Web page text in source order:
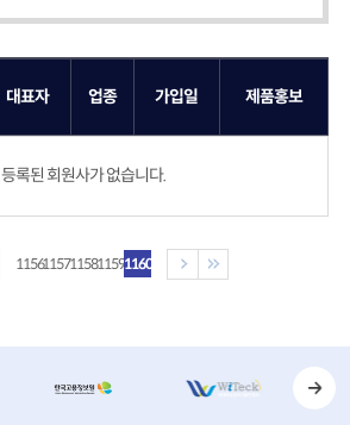
대표자 업종 가입일 제품홍보
등록된 회원사가 없습니다.
11561157115811591160